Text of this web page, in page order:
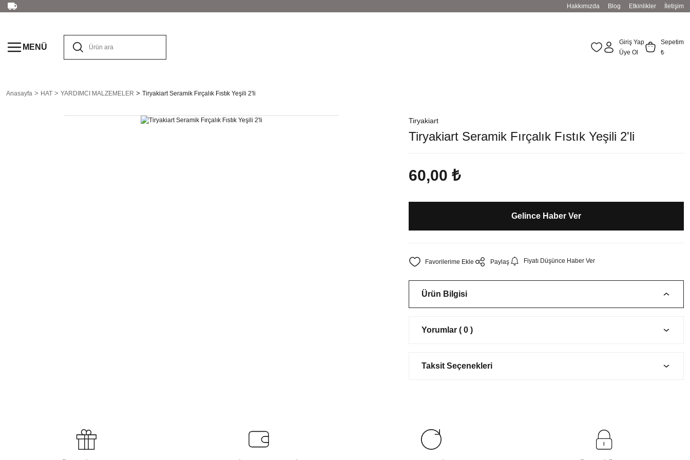
Hakkımızda Blog Etkinlikler İletişim
MENÜ
Giriş Yap
Üye Ol
Sepetim
₺
Anasayfa HAT YARDIMCI MALZEMELER Tiryakiart Seramik Fırçalık Fıstık Yeşili 2'li
Tiryakiart
Tiryakiart Seramik Fırçalık Fıstık Yeşili 2'li
60,00 ₺
Gelince Haber Ver
Paylaş Fiyatı Düşünce Haber Ver
Ürün Bilgisi
Yorumlar ( 0 )
Taksit Seçenekleri